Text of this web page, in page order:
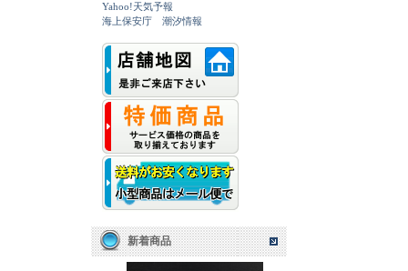
Yahoo!天気予報
海上保安庁 潮汐情報
新着商品